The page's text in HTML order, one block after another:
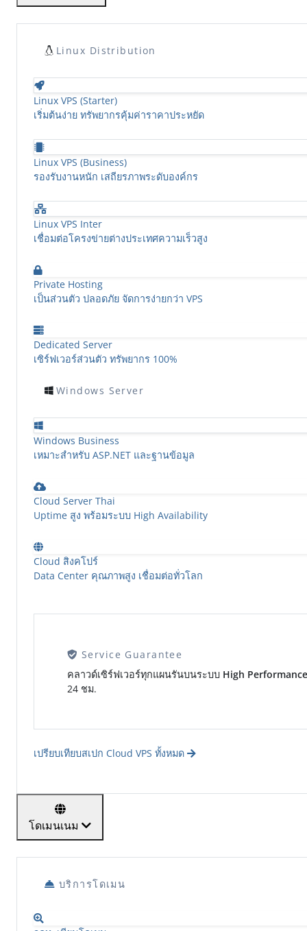
Linux Distribution
Linux VPS (Starter)
เริ่มต้นง่าย ทรัพยากรคุ้มค่าราคาประหยัด
Linux VPS (Business)
รองรับงานหนัก เสถียรภาพระดับองค์กร
Linux VPS Inter
เชื่อมต่อโครงข่ายต่างประเทศความเร็วสูง
Private Hosting
เป็นส่วนตัว ปลอดภัย จัดการง่ายกว่า VPS
Dedicated Server
เซิร์ฟเวอร์ส่วนตัว ทรัพยากร 100%
Windows Server
Windows Business
เหมาะสำหรับ ASP.NET และฐานข้อมูล
Cloud Server Thai
Uptime สูง พร้อมระบบ High Availability
Cloud สิงคโปร์
Data Center คุณภาพสูง เชื่อมต่อทั่วโลก
Service Guarantee
คลาวด์เซิร์ฟเวอร์ทุกแผนรันบนระบบ High
24 ชม.
เปรียบเทียบสเปก Cloud VPS ทั้งหมด
โดเมนเนม
บริการโดเมน